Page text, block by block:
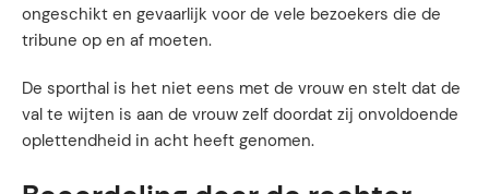
ongeschikt en gevaarlijk voor de vele bezoekers die de
tribune op en af moeten.
De sporthal is het niet eens met de vrouw en stelt dat de
val te wijten is aan de vrouw zelf doordat zij onvoldoende
oplettendheid in acht heeft genomen.